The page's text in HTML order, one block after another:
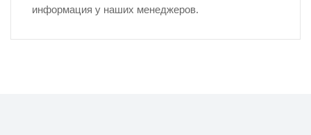
информация у наших менеджеров.